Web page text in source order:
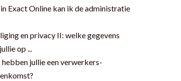
Exact Online kan ik de administratie
en privacy II: welke gegevens
op ...
hebben jullie een verwerkers-